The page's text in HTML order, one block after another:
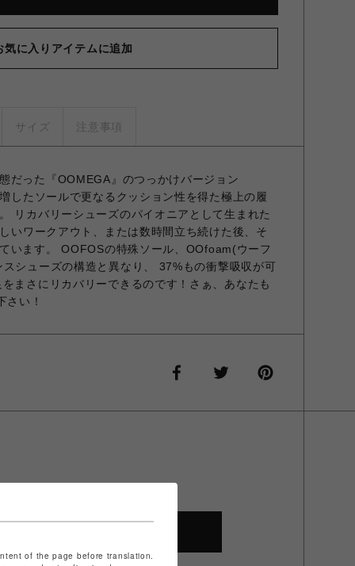
気に入りアイテムに追加
サイズ 注意事項
だった『OOMEGA』のつっかけバージョン
したソールで更なるクッション性を得た極上の履
リカバリーシューズのパイオニアとして生まれた
いワークアウト、または数時間立ち続けた後、そ
います。 OOFOSの特殊ソール、OOfoam(ウーフ
シューズの構造と異なり、 37%もの衝撃吸収が可
まさにリカバリーできるのです！さぁ、あなたも
さい！
of the page before translation.